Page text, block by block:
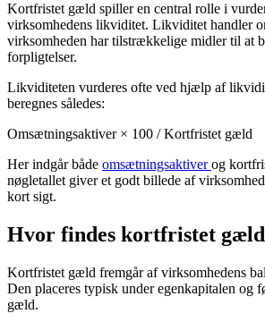
Kortfristet gæld spiller en central rolle i
virksomhedens likviditet. Likviditet handler
virksomheden har tilstrækkelige midler til at
forpligtelser.
Likviditeten vurderes ofte ved hjælp af
beregnes således:
Omsætningsaktiver × 100 / Kortfristet gæld
Her indgår både omsætningsaktiverog
nøgletallet giver et godt billede af
kort sigt.
Hvor findes kortfristet gæld
Kortfristet gæld fremgår af virksomhedens
Den placeres typisk under egenkapitalen og
gæld.